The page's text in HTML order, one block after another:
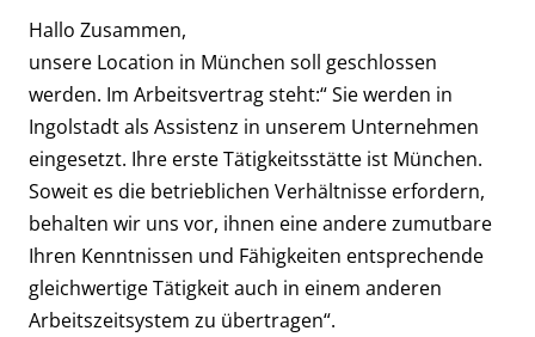
Hallo Zusammen,
unsere Location in München soll geschlossen
werden. Im Arbeitsvertrag steht:“ Sie werden in
Ingolstadt als Assistenz in unserem Unternehmen
eingesetzt. Ihre erste Tätigkeitsstätte ist München.
Soweit es die betrieblichen Verhältnisse erfordern,
behalten wir uns vor, ihnen eine andere zumutbare
Ihren Kenntnissen und Fähigkeiten entsprechende
gleichwertige Tätigkeit auch in einem anderen
Arbeitszeitsystem zu übertragen“.